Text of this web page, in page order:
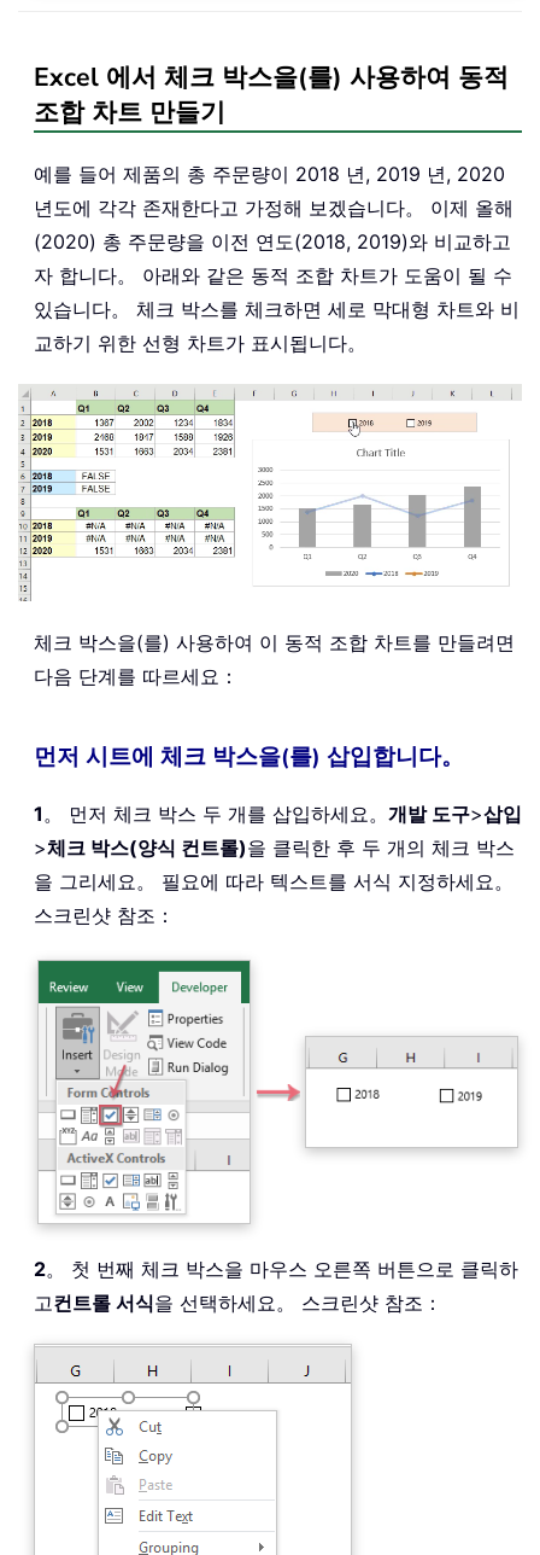
Excel 에서 체크 박스을(를) 사용하여 동적
조합 차트 만들기
예를 들어 제품의 총 주문량이 2018 년, 2019 년, 2020
년도에 각각 존재한다고 가정해 보겠습니다。 이제 올해
(2020) 총 주문량을 이전 연도(2018, 2019)와 비교하고
자 합니다。 아래와 같은 동적 조합 차트가 도움이 될 수
있습니다。 체크 박스를 체크하면 세로 막대형 차트와 비
교하기 위한 선형 차트가 표시됩니다。
체크 박스을(를) 사용하여 이 동적 조합 차트를 만들려면
다음 단계를 따르세요：
먼저 시트에 체크 박스을(를) 삽입합니다。
1 。 먼저 체크 박스 두 개를 삽입하세요。 개발 도구>삽입
>체크 박스(양식 컨트롤)을 클릭한 후 두 개의 체크 박스
을 그리세요。 필요에 따라 텍스트를 서식 지정하세요。
스크린샷 참조：
2。 첫 번째 체크 박스을 마우스 오른쪽 버튼으로 클릭하
고컨트롤 서식을 선택하세요。 스크린샷 참조：